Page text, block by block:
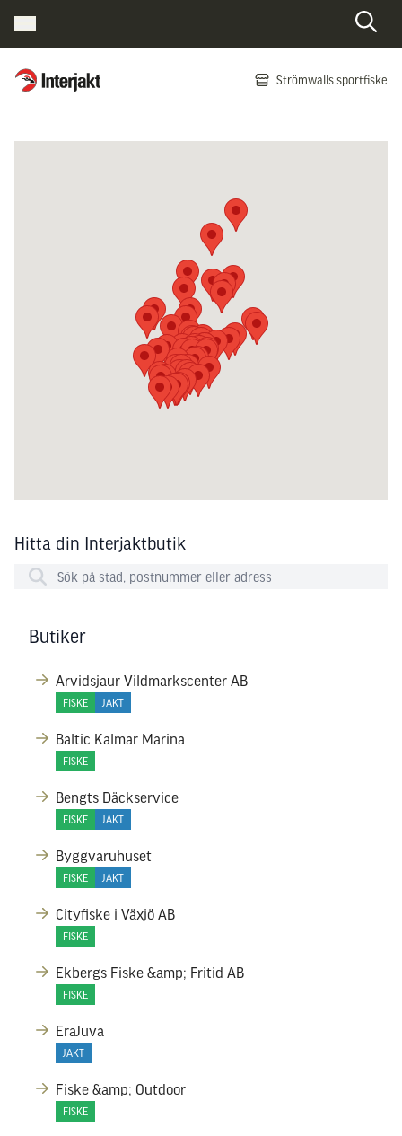
Interjakt SE Strömwalls sportfiske
Hitta din Interjaktbutik
Butiker
Arvidsjaur Vildmarkscenter AB
FISKE JAKT
Baltic Kalmar Marina
FISKE
Bengts Däckservice
FISKE JAKT
Byggvaruhuset
FISKE JAKT
Cityfiske i Växjö AB
FISKE
Ekbergs Fiske &amp; Fritid AB
FISKE
EraJuva
JAKT
Fiske &amp; Outdoor
FISKE